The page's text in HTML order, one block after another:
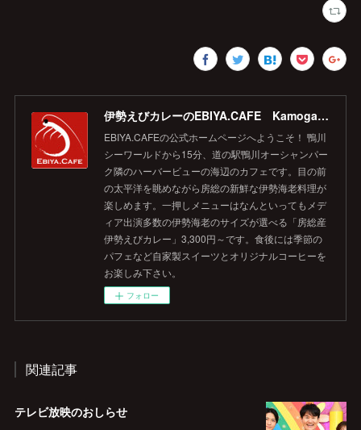
伊勢えびカレーのEBIYA.CAFE Kamogawa 【公式】
EBIYA.CAFEの公式ホームページへようこそ！ 鴨川
シーワールドから15分、道の駅鴨川オーシャンパー
ク隣のハーバービューの海辺のカフェです。目の前
の太平洋を眺めながら房総の新鮮な伊勢海老料理が
楽しめます。一押しメニューはなんといってもメデ
ィア出演多数の伊勢海老のサイズが選べる「房総産
伊勢えびカレー」3,300円～です。食後には季節の
パフェなど自家製スイーツとオリジナルコーヒーを
お楽しみ下さい。
フォロー
関連記事
テレビ放映のおしらせ